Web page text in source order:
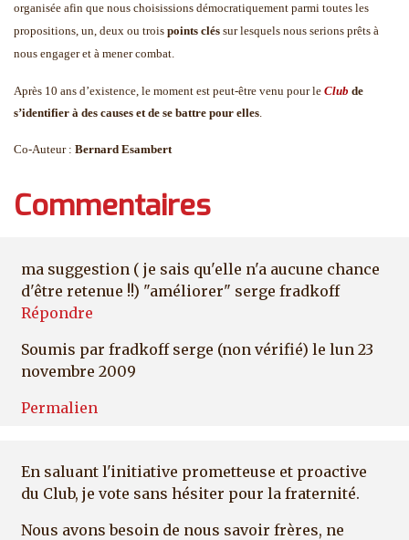
organisée afin que nous choisissions démocratiquement parmi toutes les
propositions, un, deux ou trois points clés sur lesquels nous serions prêts à
nous engager et à mener combat.
Après 10 ans d’existence, le moment est peut-être venu pour le Club de
s’identifier à des causes et de se battre pour elles.
Co-Auteur : Bernard Esambert
Commentaires
ma suggestion ( je sais qu'elle n'a aucune chance
d'être retenue !!) "améliorer" serge fradkoff
Répondre
Soumis par fradkoff serge (non vérifié) le lun 23
novembre 2009
Permalien
En saluant l'initiative prometteuse et proactive
du Club, je vote sans hésiter pour la fraternité.
Nous avons besoin de nous savoir frères, ne